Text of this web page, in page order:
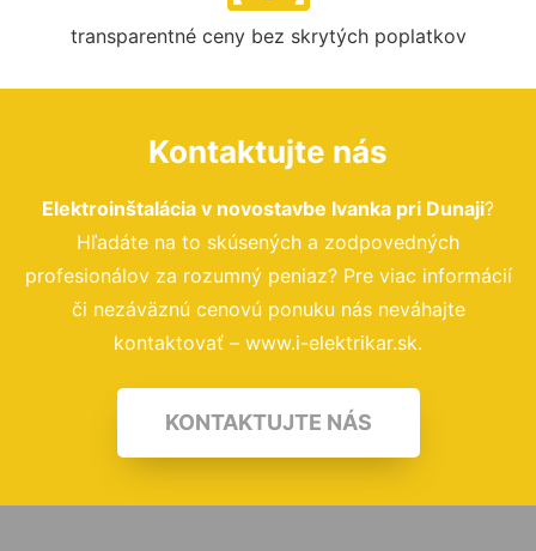
transparentné ceny bez skrytých poplatkov
Kontaktujte nás
Elektroinštalácia v novostavbe Ivanka pri Dunaji?
Hľadáte na to skúsených a zodpovedných
profesionálov za rozumný peniaz? Pre viac informácií
či nezáväznú cenovú ponuku nás neváhajte
kontaktovať – www.i-elektrikar.sk.
KONTAKTUJTE NÁS